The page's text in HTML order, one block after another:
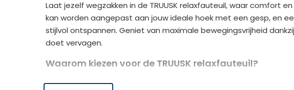
Laat jezelf wegzakken in de TRUUSK relaxfauteuil, waar comfort
kan worden aangepast aan jouw ideale hoek met een gesp, en
stijlvol ontspannen. Geniet van maximale bewegingsvrijheid
doet vervagen.
Waarom kiezen voor de TRUUSK relaxfauteuil?
Optimale ontspanning: